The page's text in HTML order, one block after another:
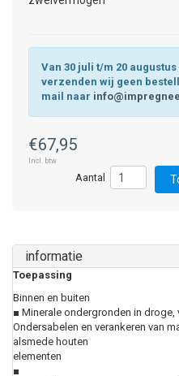
Van 30 juli t/m 20
verzenden wij geen
mail naar
€67,95
Incl. btw
informatie
Toepassing
Binnen en buiten
■ Minerale ondergronden in
Ondersabelen en verankeren van
alsmede houten
elementen
■